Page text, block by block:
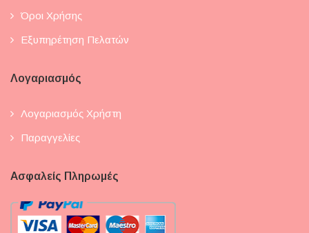
Όροι Χρήσης
Εξυπηρέτηση Πελατών
Λογαριασμός
Λογαριασμός Χρήστη
Παραγγελίες
Ασφαλείς Πληρωμές